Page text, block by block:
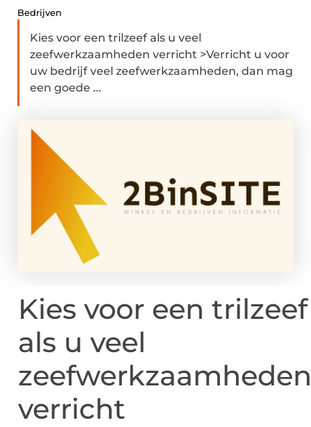
Bedrijven
Kies voor een trilzeef als u veel
zeefwerkzaamheden verricht >Verricht u voor
uw bedrijf veel zeefwerkzaamheden, dan mag
een goede ...
Kies voor een trilzeef
als u veel
zeefwerkzaamheden
verricht